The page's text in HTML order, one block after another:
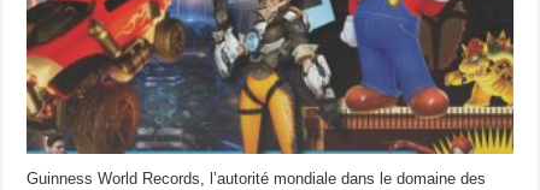
Guinness World Records, l’autorité mondiale dans le domaine des